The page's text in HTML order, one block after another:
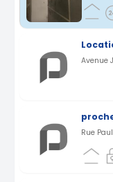
Avenue